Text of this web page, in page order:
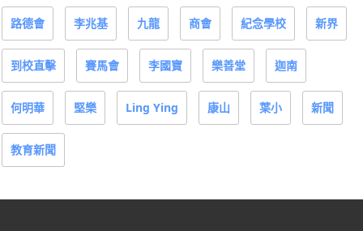
路德會 李兆基 九龍 商會 紀念學校 新界
到校直擊 賽馬會 李國寶 樂善堂 迦南
何明華 堅樂 Ling Ying 康山 葉小 新聞
教育新聞